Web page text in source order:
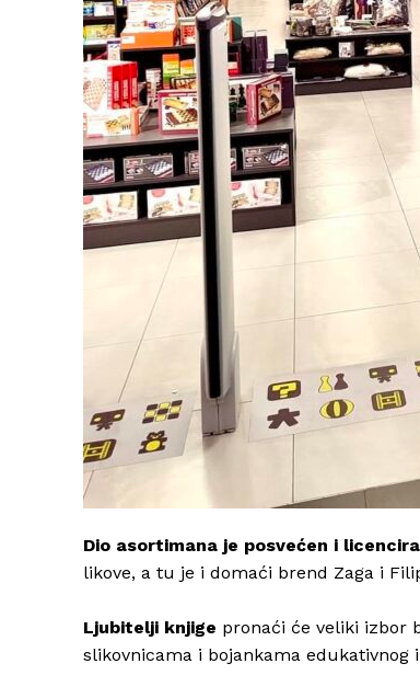
Dio asortimana je posvećen i
likove, a tu je i domaći brend Zaga i
Ljubitelji knjige pronaći će veliki izbor
slikovnicama i bojankama edukativnog